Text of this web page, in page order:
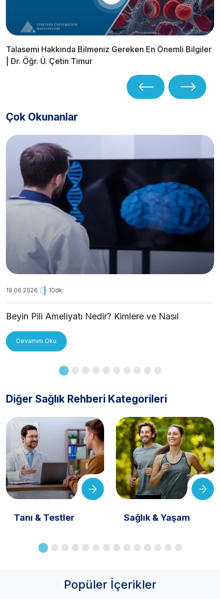
Talasemi Hakkında Bilmeniz Gereken En Önemli Bilgiler
| Dr. Öğr. Ü. Çetin Timur
Çok Okunanlar
19.06.2026 10dk.
Beyin Pili Ameliyatı Nedir? Kimlere ve Nasıl
Devamını Oku
Diğer Sağlık Rehberi Kategorileri
Tanı & Testler Sağlık & Yaşam
Popüler İçerikler